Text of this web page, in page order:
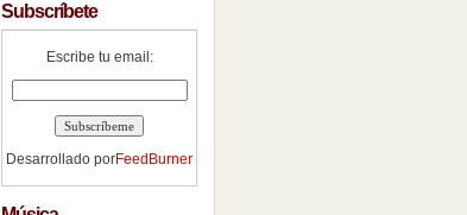
Subscríbete
Escribe tu email:
Desarrollado porFeedBurner